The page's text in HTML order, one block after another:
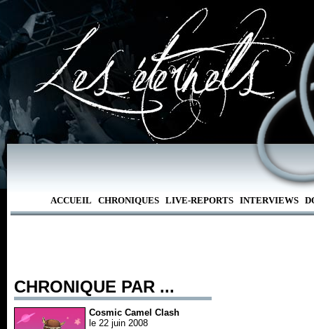
ACCUEIL CHRONIQUES LIVE-REPORTS INTERVIEWS
CHRONIQUE PAR ...
Cosmic Camel Clash
le 22 juin 2008